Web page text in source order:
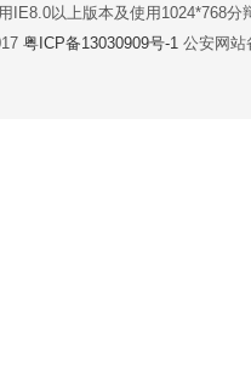
IE8.0以上版本及使用1024*768分
粤ICP备13030909号-1 公安网站